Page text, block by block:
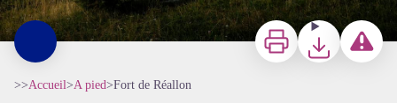
ImprimerTéléchargerSignaler
>>Accueil>A pied>Fort de Réallon